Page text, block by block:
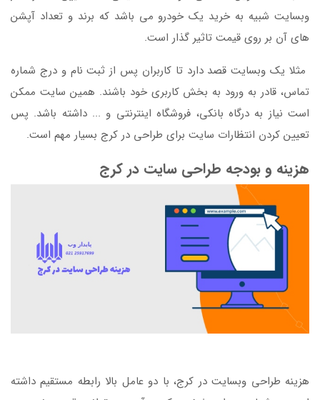
وبسایت شبیه به خرید یک خودرو می باشد که برند و تعداد آپشن
های آن بر روی قیمت تاثیر گذار است.
مثلا یک وبسایت قصد دارد تا کاربران پس از ثبت نام و درج شماره
تماس، قادر به ورود به بخش کاربری خود باشند. همین سایت ممکن
است نیاز به درگاه بانکی، فروشگاه اینترنتی و ... داشته باشد. پس
تعیین کردن انتظارات سایت برای طراحی در کرج بسیار مهم است.
هزینه و بودجه طراحی سایت در کرج
هزینه طراحی وبسایت در کرج، با دو عامل بالا رابطه مستقیم داشته